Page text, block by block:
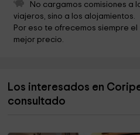
Ubicacion Fotografica Curso Cadiz
City Council Zahara de la Sierra
No cargamos comisiones a
viajeros, sino a los alojamientos.
Por eso te ofrecemos siempre el
mejor precio.
Los interesados en
consultado